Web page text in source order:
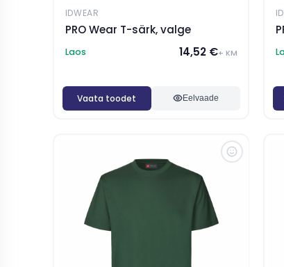
IDWEAR
PRO Wear T-särk, valge
Laos 14,52 €+ KM
Vaata toodet Eelvaade